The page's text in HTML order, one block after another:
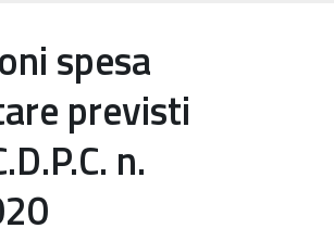
spesa
previsti
n.